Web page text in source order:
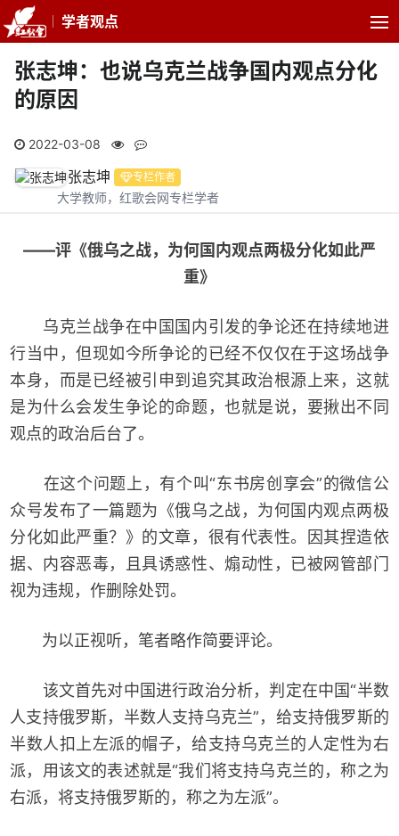
学者观点
张志坤：也说乌克兰战争国内观点分化
的原因
2022-03-08
张志坤 专栏作者
大学教师，红歌会网专栏学者
——评《俄乌之战，为何国内观点两极分化如此严
重》
乌克兰战争在中国国内引发的争论还在持续地进
行当中，但现如今所争论的已经不仅仅在于这场战争
本身，而是已经被引申到追究其政治根源上来，这就
是为什么会发生争论的命题，也就是说，要揪出不同
观点的政治后台了。
在这个问题上，有个叫“东书房创享会”的微信公
众号发布了一篇题为《俄乌之战，为何国内观点两极
分化如此严重？》的文章，很有代表性。因其捏造依
据、内容恶毒，且具诱惑性、煽动性，已被网管部门
视为违规，作删除处罚。
为以正视听，笔者略作简要评论。
该文首先对中国进行政治分析，判定在中国“半数
人支持俄罗斯，半数人支持乌克兰”，给支持俄罗斯的
半数人扣上左派的帽子，给支持乌克兰的人定性为右
派，用该文的表述就是“我们将支持乌克兰的，称之为
右派，将支持俄罗斯的，称之为左派”。